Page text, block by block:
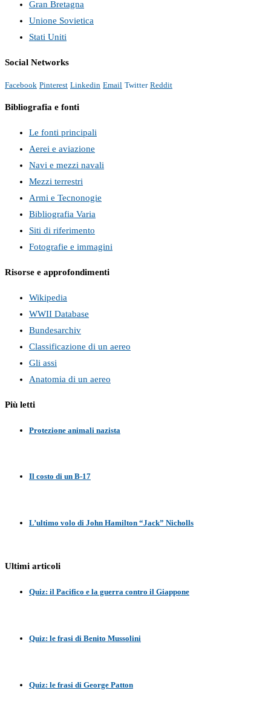
Gran Bretagna
Unione Sovietica
Stati Uniti
Social Networks
Facebook Pinterest Linkedin Email Twitter Reddit
Bibliografia e fonti
Le fonti principali
Aerei e aviazione
Navi e mezzi navali
Mezzi terrestri
Armi e Tecnonogie
Bibliografia Varia
Siti di riferimento
Fotografie e immagini
Risorse e approfondimenti
Wikipedia
WWII Database
Bundesarchiv
Classificazione di un aereo
Gli assi
Anatomia di un aereo
Più letti
Protezione animali nazista
Il costo di un B-17
L’ultimo volo di John Hamilton “Jack” Nicholls
Ultimi articoli
Quiz: il Pacifico e la guerra contro il Giappone
Quiz: le frasi di Benito Mussolini
Quiz: le frasi di George Patton